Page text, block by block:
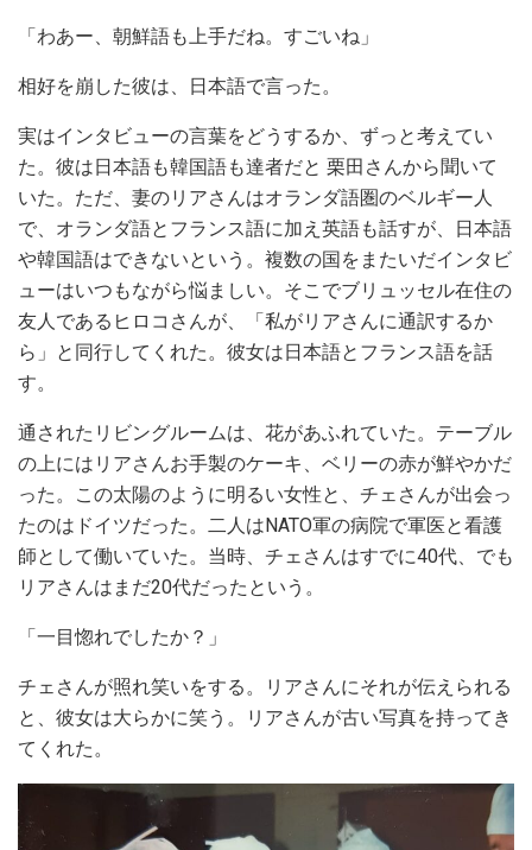
「わあー、朝鮮語も上手だね。すごいね」
相好を崩した彼は、日本語で言った。
実はインタビューの言葉をどうするか、ずっと考えてい
た。彼は日本語も韓国語も達者だと 栗田さんから聞いて
いた。ただ、妻のリアさんはオランダ語圏のベルギー人
で、オランダ語とフランス語に加え英語も話すが、日本語
や韓国語はできないという。複数の国をまたいだインタビ
ューはいつもながら悩ましい。そこでブリュッセル在住の
友人であるヒロコさんが、「私がリアさんに通訳するか
ら」と同行してくれた。彼女は日本語とフランス語を話
す。
通されたリビングルームは、花があふれていた。テーブル
の上にはリアさんお手製のケーキ、ベリーの赤が鮮やかだ
った。この太陽のように明るい女性と、チェさんが出会っ
たのはドイツだった。二人はNATO軍の病院で軍医と看護
師として働いていた。当時、チェさんはすでに40代、でも
リアさんはまだ20代だったという。
「一目惚れでしたか？」
チェさんが照れ笑いをする。リアさんにそれが伝えられる
と、彼女は大らかに笑う。リアさんが古い写真を持ってき
てくれた。